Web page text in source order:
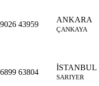
43959
ANKARA
ÇANKAYA
63804
İSTANBUL
SARIYER